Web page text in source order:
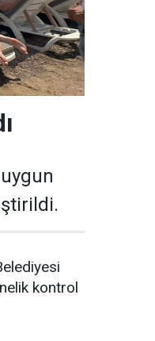
kontrol